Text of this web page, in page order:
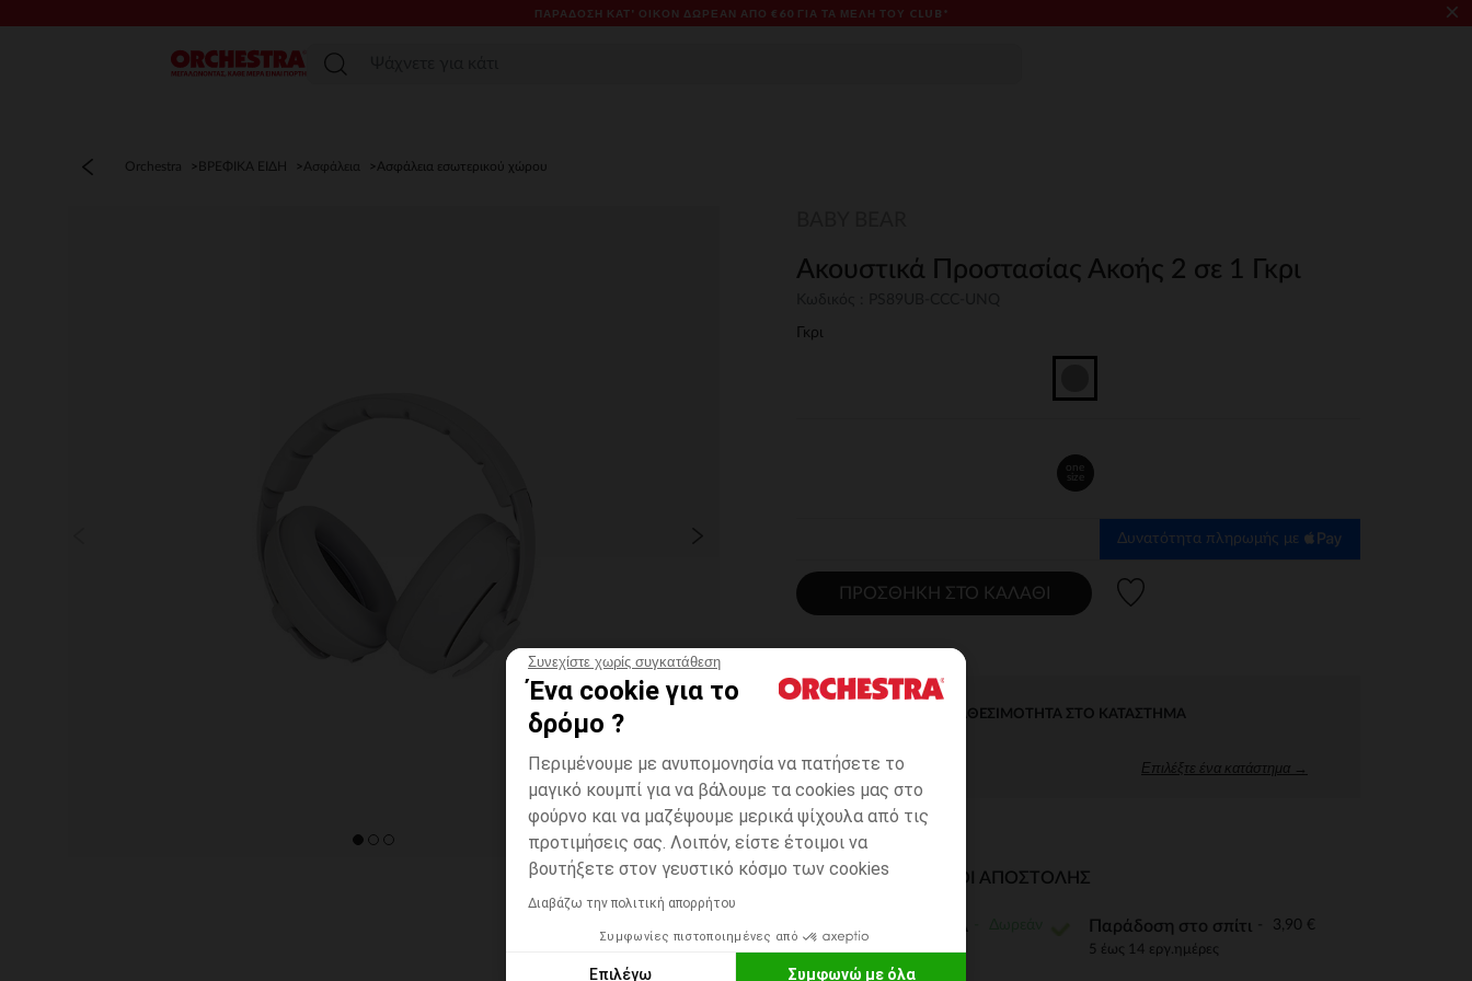
Συνεχίστε χωρίς συγκατάθεση
Ένα cookie για το
δρόμο ?
Περιμένουμε με ανυπομονησία να πατήσετε το
μαγικό κουμπί για να βάλουμε τα cookies μας στο
φούρνο και να μαζέψουμε μερικά ψίχουλα από τις
προτιμήσεις σας. Λοιπόν, είστε έτοιμοι να
βουτήξετε στον γευστικό κόσμο των cookies
Διαβάζω την πολιτική απορρήτου
Συμφωνίες πιστοποιημένες από
Επιλέγω Συμφωνώ με όλα
ΠΑΡΆΔΟΣΗ ΚΑΤ' ΟΊΚΟΝ ΔΩΡΕΑΝ ΑΠΌ €60 ΓΙΑ ΤΑ ΜΈΛΗ ΤΟΥ CLUB* ×
Μενού
Orchestra ΒΡΕΦΙΚΑ ΕΙΔΗ Ασφάλεια Ασφάλεια εσωτερικού χώρου
Ακουστικά Προστασίας Ακοής 2 σε 1 Γκρι
Γκρι
one
size
Δυνατότητα πληρωμής με
ΠΡΟΣΘΉΚΗ ΣΤΟ ΚΑΛΆΘΙ
ΆΜΕΣΗ ΔΙΑΘΕΣΙΜΌΤΗΤΑ ΣΤΟ ΚΑΤΆΣΤΗΜΑ
Επιλέξτε ένα κατάστημα →
ΔΙΑΘΈΣΙΜΟΙ ΤΡΌΠΟΙ ΑΠΟΣΤΟΛΉΣ
ΣΕ ΚΑΤΑΣΤΗΜΑ Παράδοση στο σπίτι 3,90 €
5 έως 14 εργ.ημέρες